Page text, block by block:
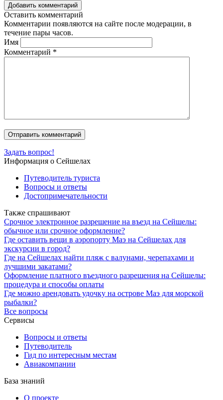
Добавить комментарий
Оставить комментарий
Комментарии появляются на сайте после модерации, в
течение пары часов.
Имя
Комментарий *
Задать вопрос!
Информация о Сейшелах
Путеводитель туриста
Вопросы и ответы
Достопримечательности
Также спрашивают
Срочное электронное разрешение на въезд на Сейшелы:
обычное или срочное оформление?
Где оставить вещи в аэропорту Маэ на Сейшелах для
экскурсии в город?
Где на Сейшелах найти пляж с валунами, черепахами и
лучшими закатами?
Оформление платного въездного разрешения на Сейшелы:
процедура и способы оплаты
Где можно арендовать удочку на острове Маэ для морской
рыбалки?
Все вопросы
Сервисы
Вопросы и ответы
Путеводитель
Гид по интересным местам
Авиакомпании
База знаний
О проекте